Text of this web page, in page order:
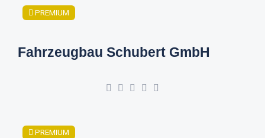
PREMIUM
Fahrzeugbau Schubert GmbH
PREMIUM